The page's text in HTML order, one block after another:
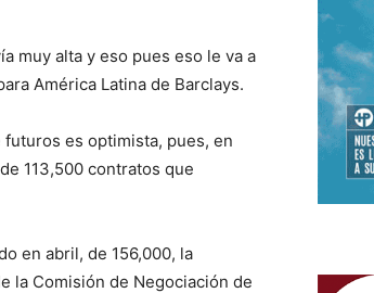
muy alta y eso pues eso le va a
América Latina de Barclays.
es optimista, pues, en
113,500 contratos que
en abril, de 156,000, la
la Comisión de Negociación de